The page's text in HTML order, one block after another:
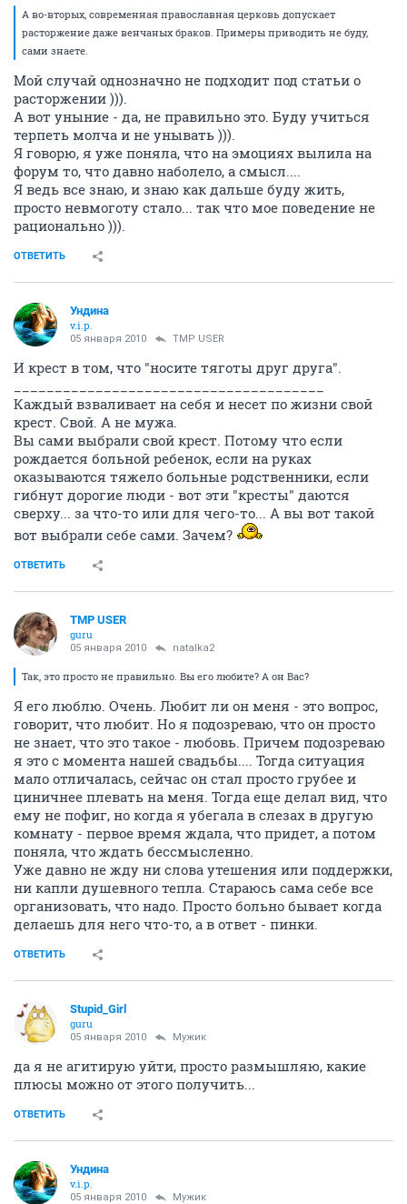
А во-вторых, современная православная церковь допускает
расторжение даже венчаных браков. Примеры приводить не буду,
сами знаете.
Мой случай однозначно не подходит под статьи о
расторжении ))).
А вот уныние - да, не правильно это. Буду учиться
терпеть молча и не унывать ))).
Я говорю, я уже поняла, что на эмоциях вылила на
форум то, что давно наболело, а смысл....
Я ведь все знаю, и знаю как дальше буду жить,
просто невмоготу стало... так что мое поведение не
рационально ))).
ОТВЕТИТЬ
Ундина
v.i.p.
05 января 2010 TMP USER
И крест в том, что "носите тяготы друг друга".
Каждый взваливает на себя и несет по жизни свой
крест. Свой. А не мужа.
Вы сами выбрали свой крест. Потому что если
рождается больной ребенок, если на руках
оказываются тяжело больные родственники, если
гибнут дорогие люди - вот эти "кресты" даются
сверху... за что-то или для чего-то... А вы вот такой
вот выбрали себе сами. Зачем?
ОТВЕТИТЬ
TMP USER
guru
05 января 2010 natalka2
Так, это просто не правильно. Вы его любите? А он Вас?
Я его люблю. Очень. Любит ли он меня - это вопрос,
говорит, что любит. Но я подозреваю, что он просто
не знает, что это такое - любовь. Причем подозреваю
я это с момента нашей свадьбы.... Тогда ситуация
мало отличалась, сейчас он стал просто грубее и
циничнее плевать на меня. Тогда еще делал вид, что
ему не пофиг, но когда я убегала в слезах в другую
комнату - первое время ждала, что придет, а потом
поняла, что ждать бессмысленно.
Уже давно не жду ни слова утешения или поддержки,
ни капли душевного тепла. Стараюсь сама себе все
организовать, что надо. Просто больно бывает когда
делаешь для него что-то, а в ответ - пинки.
ОТВЕТИТЬ
Stupid_Girl
guru
05 января 2010 Мужик
да я не агитирую уйти, просто размышляю, какие
плюсы можно от этого получить...
ОТВЕТИТЬ
Ундина
v.i.p.
05 января 2010 Мужик